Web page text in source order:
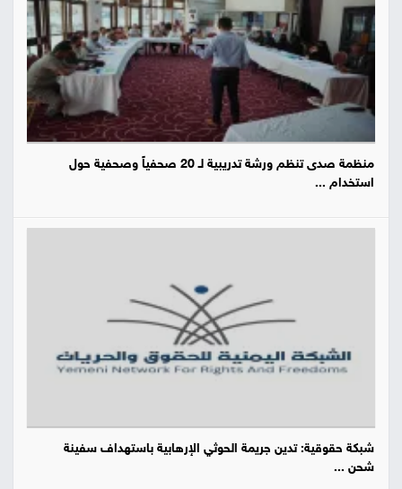
منظمة صدى تنظم ورشة تدريبية لـ 20 صحفياً وصحفية حول
استخدام ...
شبكة حقوقية: تدين جريمة الحوثي الإرهابية باستهداف سفينة
شحن ...